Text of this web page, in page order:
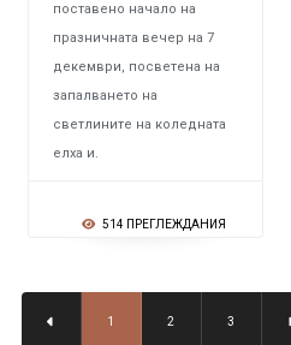
поставено начало на
празничната вечер на 7
декември, посветена на
запалването на
светлините на коледната
елха и.
514 ПРЕГЛЕЖДАНИЯ
1 2 3